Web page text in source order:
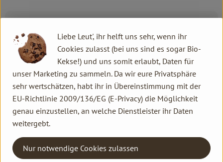
Produktdatenblatt
Herkunft
Hersteller: ARI
Liebe Leut', ihr helft uns sehr, wenn ihr
Cookies zulasst (bei uns sind es sogar Bio-
Kekse!) und uns somit erlaubt, Daten für
unser Marketing zu sammeln. Da wir eure Privatsphäre
sehr wertschätzen, habt ihr in Übereinstimmung mit der
EU-Richtlinie 2009/136/EG (E-Privacy) die Möglichkeit
genau einzustellen, an welche Dienstleister ihr Daten
weitergebt.
Nur notwendige Cookies zulassen